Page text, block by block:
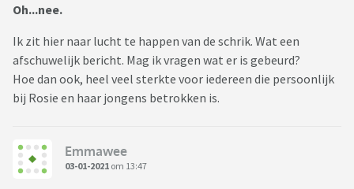
Oh...nee.
Ik zit hier naar lucht te happen van de schrik. Wat een
afschuwelijk bericht. Mag ik vragen wat er is gebeurd?
Hoe dan ook, heel veel sterkte voor iedereen die persoonlijk
bij Rosie en haar jongens betrokken is.
Emmawee
03-01-2021 om 13:47